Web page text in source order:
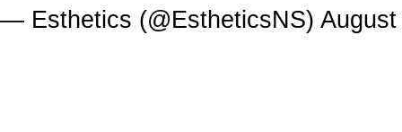
— Esthetics (@EstheticsNS)